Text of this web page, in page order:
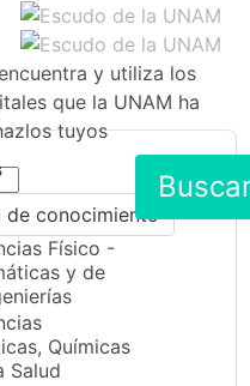
y utiliza los
que la UNAM ha
tuyos
de conocimiento
Físico -
y de
Químicas
Salud